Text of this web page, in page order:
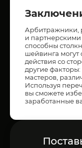
Арбитражники,
и
способны
шейвинга могут
действия со
другие
мастеров,
Используя
вы сможете
заработанные